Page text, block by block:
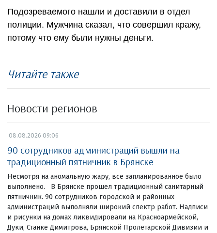
Подозреваемого нашли и доставили в отдел
полиции. Мужчина сказал, что совершил кражу,
потому что ему были нужны деньги.
Читайте также
Новости регионов
08.08.2026 09:06
90 сотрудников администраций вышли на
традиционный пятничник в Брянске
Несмотря на аномальную жару, все запланированное было
выполнено. В Брянске прошел традиционный санитарный
пятничник. 90 сотрудников городской и районных
администраций выполняли широкий спектр работ. Надписи
и рисунки на домах ликвидировали на Красноармейской,
Дуки, Станке Димитрова, Брянской Пролетарской Дивизии и